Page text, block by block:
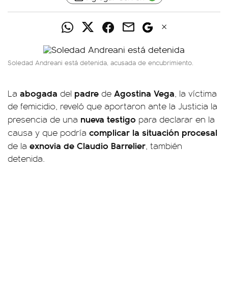
Soledad Andreani está detenida, acusada de encubrimiento.
La abogada del padre de Agostina Vega, la víctima
de femicidio, reveló que aportaron ante la Justicia la
presencia de una nueva testigo para declarar en la
causa y que podría complicar la situación procesal
de la exnovia de Claudio Barrelier, también
detenida.